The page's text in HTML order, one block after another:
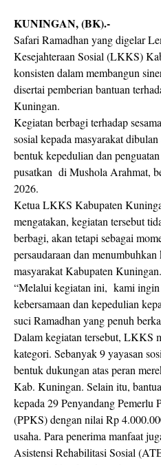
KUNINGAN, (BK).-
Safari Ramadhan yang digelar
Kesejahteraan Sosial (LKKS)
konsisten dalam membangun
disertai pemberian bantuan
Kuningan.
Kegiatan berbagi terhadap
sosial kepada masyarakat
bentuk kepedulian dan
pusatkan di Mushola Arahmat,
2026.
Ketua LKKS Kabupaten
mengatakan, kegiatan tersebut
berbagi, akan tetapi sebagai
persaudaraan dan
masyarakat Kabupaten Kuningan.
“Melalui kegiatan ini, kami ingin
kebersamaan dan kepedulian
suci Ramadhan yang penuh
Dalam kegiatan tersebut, LKKS
kategori. Sebanyak 9 yayasan
bentuk dukungan atas peran
Kab. Kuningan. Selain itu,
kepada 29 Penyandang Pemerlu
(PPKS) dengan nilai Rp
usaha. Para penerima manfaat
Asistensi Rehabilitasi Sosial